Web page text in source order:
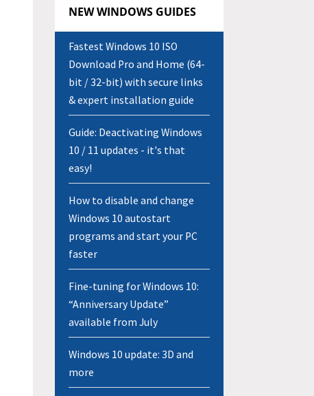
NEW WINDOWS GUIDES
Fastest Windows 10 ISO
Download Pro and Home (64-
bit / 32-bit) with secure links
& expert installation guide
Guide: Deactivating Windows
10 / 11 updates - it's that
easy!
How to disable and change
Windows 10 autostart
programs and start your PC
faster
Fine-tuning for Windows 10:
“Anniversary Update”
available from July
Windows 10 update: 3D and
more